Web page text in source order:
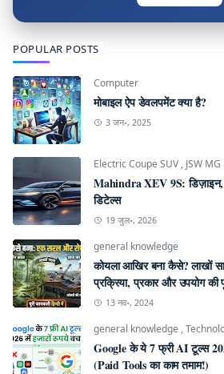
POPULAR POSTS
Computer
मोबाइल ऐप डेवलपमेंट क्या है?
3 जन॰, 2025
Electric Coupe SUV , JSW
Mahindra XEV 9S:
डिटेल्स
19 जुल॰, 2026
general knowledge
कोयला आखिर बना कैसे? लाखों
प्रक्रिया, प्रकार और उपयोग की
13 नव॰, 2024
general knowledge ,
Google के ये 7 फ्री AI टूल्स
(Paid Tools का काम तमाम!)